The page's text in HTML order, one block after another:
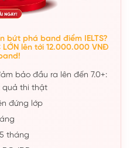
bứt phá band điểm IELTS?
lên tới 12.000.000 VNĐ
bảo đầu ra lên đến 7.0+:
quả thi thật
đứng lớp
tháng